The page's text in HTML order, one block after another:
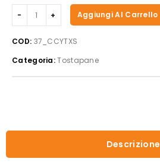
Casselin
-
Tostapane
nastro
XS
Aggiungi Al Carrello
COD: 37_CCYTXS
Categoria:Tostapane
Descrizione